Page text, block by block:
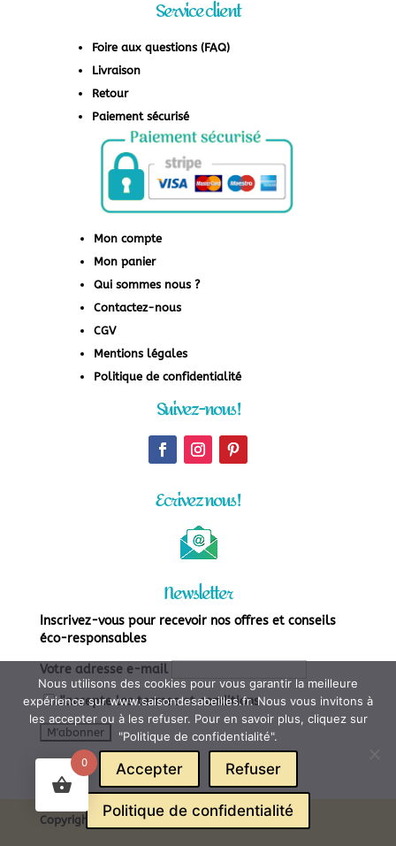
Service client
Foire aux questions (FAQ)
Livraison
Retour
Paiement sécurisé
Mon compte
Mon panier
Qui sommes nous ?
Contactez-nous
CGV
Mentions légales
Politique de confidentialité
Suivez-nous !
Ecrivez nous !
Newsletter
Inscrivez-vous pour recevoir nos offres et conseils
éco-responsables
Votre adresse e-mail
J'accepte lestermes et conditions
Copyright – 2023 – www.saisondesabeilles.fr
0
Nous utilisons des cookies pour vous garantir la meilleure
expérience sur www.saisondesabeilles.fr. Nous vous invitons à
les accepter ou à les refuser. Pour en savoir plus, cliquez sur
"Politique de confidentialité".
Accepter Refuser
Politique de confidentialité